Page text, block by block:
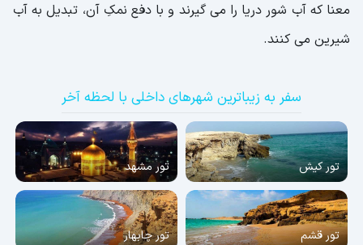
معنا که آب شور دریا را می گیرند و با دفع نمکِ آن، تبدیل به آب
شیرین می کنند.
سفر به زیباترین شهرهای داخلی با لحظه آخر
تور کیش تور مشهد
تور قشم تور چابهار